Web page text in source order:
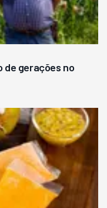
de gerações no